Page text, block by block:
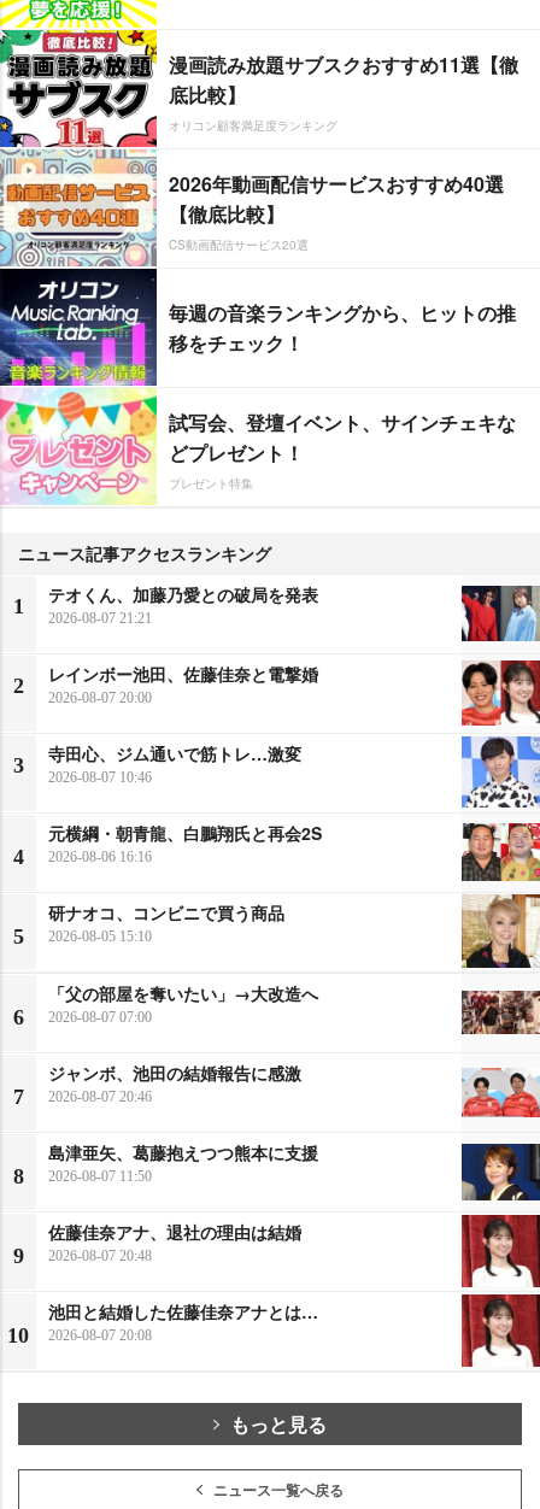
漫画読み放題サブスクおすすめ11選【徹
底比較】
オリコン顧客満足度ランキング
2026年動画配信サービスおすすめ40選
【徹底比較】
CS動画配信サービス20選
毎週の音楽ランキングから、ヒットの推
移をチェック！
試写会、登壇イベント、サインチェキな
どプレゼント！
プレゼント特集
ニュース記事アクセスランキング
1
テオくん、加藤乃愛との破局を発表
2026-08-07 21:21
2
レインボー池田、佐藤佳奈と電撃婚
2026-08-07 20:00
3
寺田心、ジム通いで筋トレ…激変
2026-08-07 10:46
4
元横綱・朝青龍、白鵬翔氏と再会2S
2026-08-06 16:16
5
研ナオコ、コンビニで買う商品
2026-08-05 15:10
6
「父の部屋を奪いたい」→大改造へ
2026-08-07 07:00
7
ジャンボ、池田の結婚報告に感激
2026-08-07 20:46
8
島津亜矢、葛藤抱えつつ熊本に支援
2026-08-07 11:50
9
佐藤佳奈アナ、退社の理由は結婚
2026-08-07 20:48
10
池田と結婚した佐藤佳奈アナとは…
2026-08-07 20:08
もっと見る
ニュース一覧へ戻る